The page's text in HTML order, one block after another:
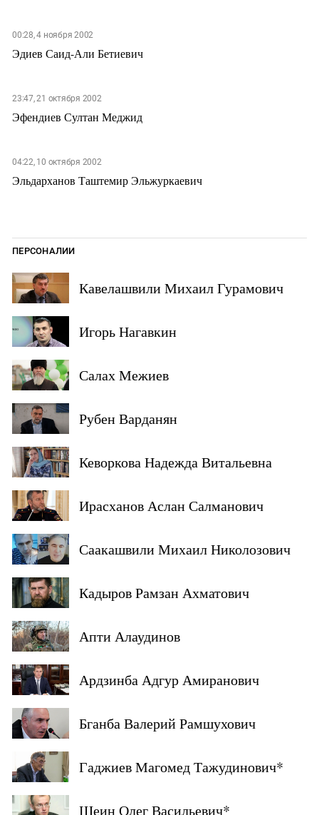
00:28, 4 ноября 2002
Эдиев Саид-Али Бетиевич
23:47, 21 октября 2002
Эфендиев Султан Меджид
04:22, 10 октября 2002
Эльдарханов Таштемир Эльжуркаевич
ПЕРСОНАЛИИ
Кавелашвили Михаил Гурамович
Игорь Нагавкин
Салах Межиев
Рубен Варданян
Кеворкова Надежда Витальевна
Ирасханов Аслан Салманович
Саакашвили Михаил Николозович
Кадыров Рамзан Ахматович
Апти Алаудинов
Ардзинба Адгур Амиранович
Бганба Валерий Рамшухович
Гаджиев Магомед Тажудинович*
Шеин Олег Васильевич*